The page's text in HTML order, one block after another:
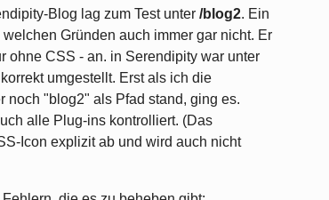
Blog lag zum Test unter /blog2. Ein
Gründen auch immer gar nicht. Er
ohne CSS - an. in Serendipity war unter
umgestellt. Erst als ich die
noch "blog2" als Pfad stand, ging es.
alle Plug-ins kontrolliert. (Das
Icon explizit ab und wird auch nicht